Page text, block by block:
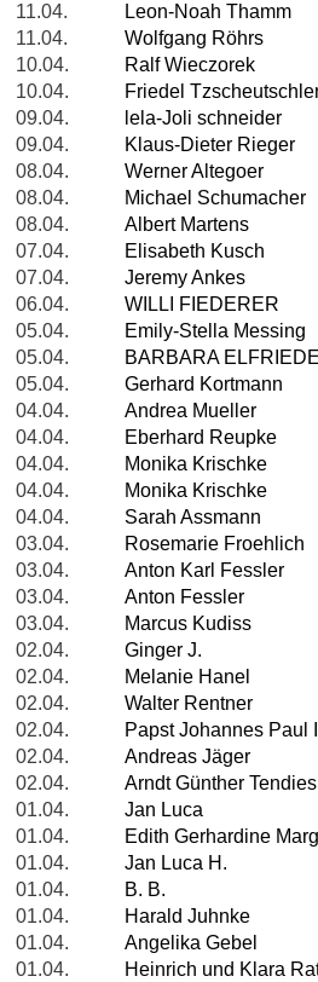
11.04.
Leon-Noah Thamm
11.04.
Wolfgang Röhrs
10.04.
Ralf Wieczorek
10.04.
Friedel
09.04.
lela-Joli schneider
09.04.
Klaus-Dieter Rieger
08.04.
Werner Altegoer
08.04.
Michael Schumacher
08.04.
Albert Martens
07.04.
Elisabeth Kusch
07.04.
Jeremy Ankes
06.04.
WILLI FIEDERER
05.04.
Emily-Stella Messing
05.04.
BARBARA
05.04.
Gerhard Kortmann
04.04.
Andrea Mueller
04.04.
Eberhard Reupke
04.04.
Monika Krischke
04.04.
Monika Krischke
04.04.
Sarah Assmann
03.04.
Rosemarie Froehlich
03.04.
Anton Karl Fessler
03.04.
Anton Fessler
03.04.
Marcus Kudiss
02.04.
Ginger J.
02.04.
Melanie Hanel
02.04.
Walter Rentner
02.04.
Papst Johannes Paul
02.04.
Andreas Jäger
02.04.
Arndt Günther Tendies
01.04.
Jan Luca
01.04.
Edith Gerhardine
01.04.
Jan Luca H.
01.04.
B. B.
01.04.
Harald Juhnke
01.04.
Angelika Gebel
01.04.
Heinrich und Klara